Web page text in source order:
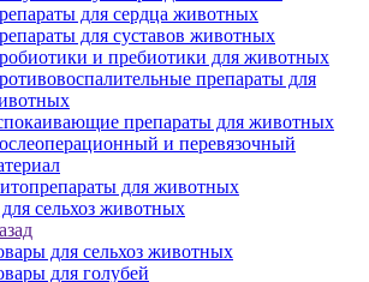
для сердца животных
для суставов животных
и пребиотики для животных
препараты для
препараты для животных
и перевязочный
для животных
сельхоз животных
для сельхоз животных
для голубей